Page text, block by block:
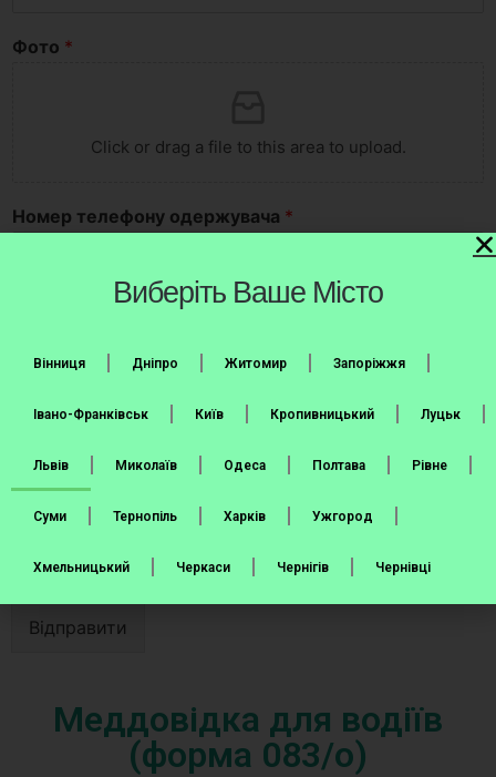
Фото *
Click or drag a file to this area to upload.
Номер телефону одержувача *
Місто та номер відділення Нової Пошти*
Відправити
Меддовідка для водіїв
(форма 083/о)
Виберіть Ваше Місто
Вінниця Дніпро Житомир Запоріжжя
Івано-Франківськ Київ Кропивницький Луцьк
Львів Миколаїв Одеса Полтава Рівне
Суми Тернопіль Харків Ужгород
Хмельницький Черкаси Чернігів Чернівці